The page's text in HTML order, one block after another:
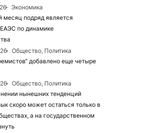
Экономика
месяц подряд является
по динамике
Общество, Политика
добавлено еще четыре
Общество, Политика
нынешних тенденций
скоро может остаться только в
а на государственном